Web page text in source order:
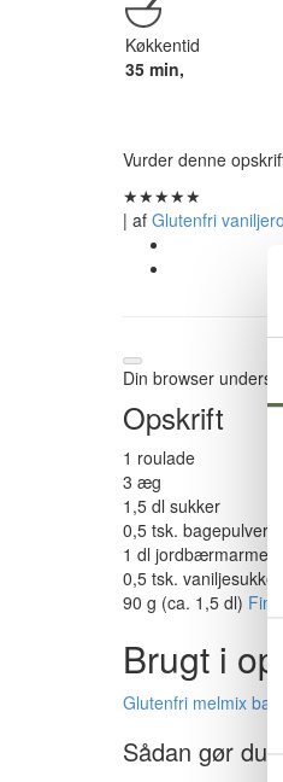
Køkkentid
35 min,
Vurder denne
★★★★★
| af Glutenfri
Din browser
Opskrift
1 roulade
3 æg
1,5 dl sukker
0,5 tsk. bagepulver
1 dl
0,5 tsk. vaniljesukker
90 g (ca. 1,5 dl)
Brugt i
Glutenfri melmix basis
Sådan gør du